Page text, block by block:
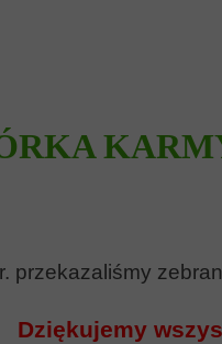
przekazaliśmy
Dziękujemy